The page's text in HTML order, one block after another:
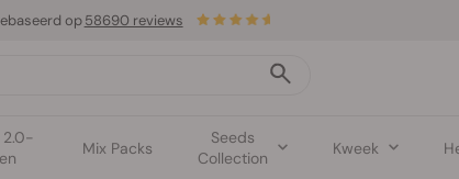
2.0-
Mix Packs
Seeds
Collection
Kweek
op 58690 reviews